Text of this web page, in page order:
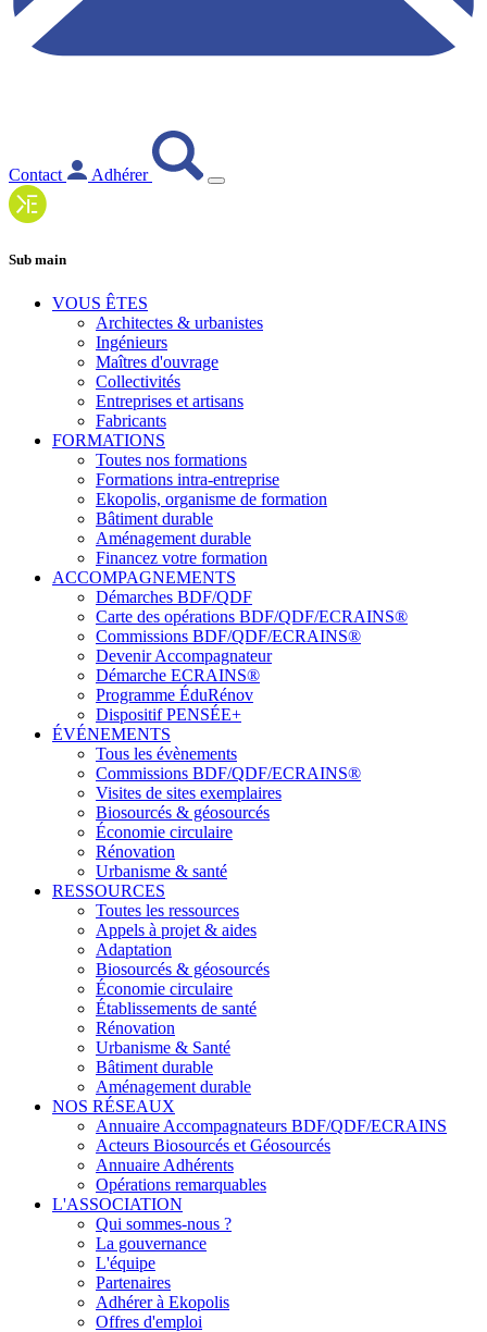
Contact Adhérer
Sub main
VOUS ÊTES
Architectes & urbanistes
Ingénieurs
Maîtres d'ouvrage
Collectivités
Entreprises et artisans
Fabricants
FORMATIONS
Toutes nos formations
Formations intra-entreprise
Ekopolis, organisme de formation
Bâtiment durable
Aménagement durable
Financez votre formation
ACCOMPAGNEMENTS
Démarches BDF/QDF
Carte des opérations BDF/QDF/ECRAINS®
Commissions BDF/QDF/ECRAINS®
Devenir Accompagnateur
Démarche ECRAINS®
Programme ÉduRénov
Dispositif PENSÉE+
ÉVÉNEMENTS
Tous les évènements
Commissions BDF/QDF/ECRAINS®
Visites de sites exemplaires
Biosourcés & géosourcés
Économie circulaire
Rénovation
Urbanisme & santé
RESSOURCES
Toutes les ressources
Appels à projet & aides
Adaptation
Biosourcés & géosourcés
Économie circulaire
Établissements de santé
Rénovation
Urbanisme & Santé
Bâtiment durable
Aménagement durable
NOS RÉSEAUX
Annuaire Accompagnateurs BDF/QDF/ECRAINS
Acteurs Biosourcés et Géosourcés
Annuaire Adhérents
Opérations remarquables
L'ASSOCIATION
Qui sommes-nous ?
La gouvernance
L'équipe
Partenaires
Adhérer à Ekopolis
Offres d'emploi